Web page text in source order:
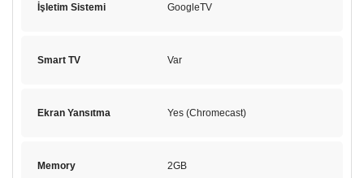
İşletim Sistemi GoogleTV
Smart TV Var
Ekran Yansıtma Yes (Chromecast)
Memory 2GB